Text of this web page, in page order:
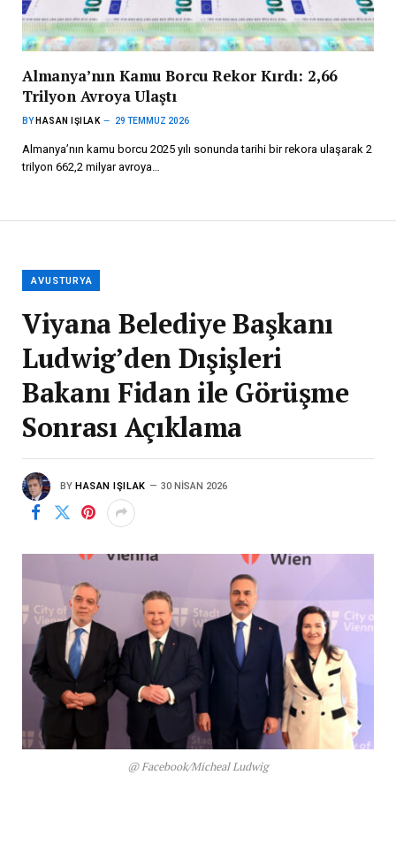
Almanya’nın Kamu Borcu Rekor Kırdı: 2,66
Trilyon Avroya Ulaştı
BY HASAN IŞILAK 29 TEMMUZ 2026
Almanya’nın kamu borcu 2025 yılı sonunda tarihi bir rekora ulaşarak 2
trilyon 662,2 milyar avroya…
AVUSTURYA
Viyana Belediye Başkanı
Ludwig’den Dışişleri
Bakanı Fidan ile Görüşme
Sonrası Açıklama
BY HASAN IŞILAK 30 NISAN 2026
@ Facebook/Micheal Ludwig